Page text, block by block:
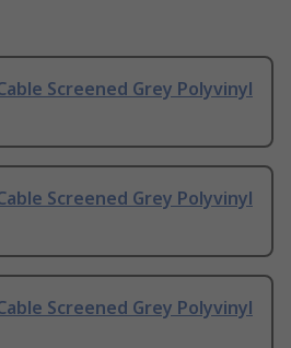
Screened Grey Polyvinyl
Screened Grey Polyvinyl
Screened Grey Polyvinyl